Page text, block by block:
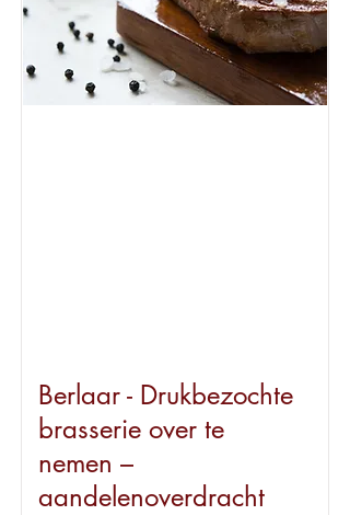
Berlaar - Drukbezochte
brasserie over te
nemen –
aandelenoverdracht